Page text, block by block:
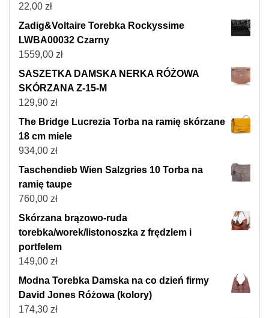
22,00 zł
Zadig&Voltaire Torebka Rockyssime
LWBA00032 Czarny
1559,00 zł
SASZETKA DAMSKA NERKA RÓŻOWA
SKÓRZANA Z-15-M
129,90 zł
The Bridge Lucrezia Torba na ramię skórzane
18 cm miele
934,00 zł
Taschendieb Wien Salzgries 10 Torba na
ramię taupe
760,00 zł
Skórzana brązowo-ruda
torebka/worek/listonoszka z frędzlem i
portfelem
149,00 zł
Modna Torebka Damska na co dzień firmy
David Jones Różowa (kolory)
174,30 zł